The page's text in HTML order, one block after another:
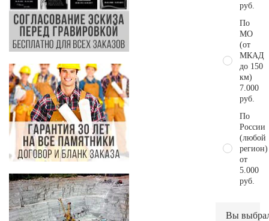
руб.
По
МО
(от
МКАД
до 150
км)
7.000
руб.
По
России
(любой
регион)
от
5.000
руб.
Вы